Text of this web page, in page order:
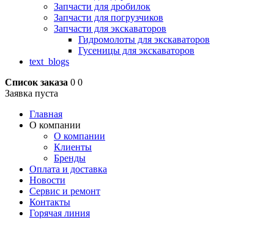
Запчасти для дробилок
Запчасти для погрузчиков
Запчасти для экскаваторов
Гидромолоты для экскаваторов
Гусеницы для экскаваторов
text_blogs
Список заказа 0 0
Заявка пуста
Главная
О компании
О компании
Клиенты
Бренды
Оплата и доставка
Новости
Сервис и ремонт
Контакты
Горячая линия